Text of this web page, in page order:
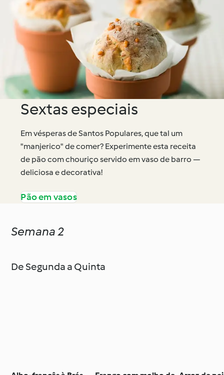
Sextas especiais
Em vésperas de Santos Populares, que tal um
"manjerico" de comer? Experimente esta receita
de pão com chouriço servido em vaso de barro —
deliciosa e decorativa!
Pão em vasos
Semana 2
De Segunda a Quinta